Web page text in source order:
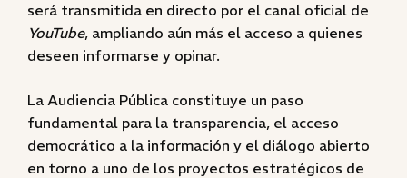
será transmitida en directo por el canal oficial de
YouTube, ampliando aún más el acceso a quienes
deseen informarse y opinar.
La Audiencia Pública constituye un paso
fundamental para la transparencia, el acceso
democrático a la información y el diálogo abierto
en torno a uno de los proyectos estratégicos de